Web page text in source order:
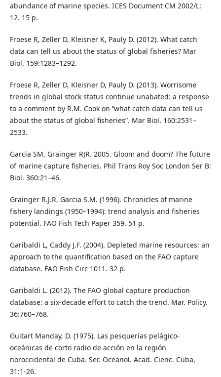
abundance of marine species. ICES Document CM 2002/L:
12. 15 p.
Froese R, Zeller D, Kleisner K, Pauly D. (2012). What catch
data can tell us about the status of global fisheries? Mar
Biol. 159:1283–1292.
Froese R, Zeller D, Kleisner D, Pauly D. (2013). Worrisome
trends in global stock status continue unabated: a response
to a comment by R.M. Cook on ‘‘what catch data can tell us
about the status of global ﬁsheries”. Mar Biol. 160:2531–
2533.
Garcia SM, Grainger RJR. 2005. Gloom and doom? The future
of marine capture ﬁsheries. Phil Trans Roy Soc London Ser B:
Biol. 360:21–46.
Grainger R.J.R, Garcia S.M. (1996). Chronicles of marine
ﬁshery landings (1950–1994): trend analysis and ﬁsheries
potential. FAO Fish Tech Paper 359. 51 p.
Garibaldi L, Caddy J.F. (2004). Depleted marine resources: an
approach to the quantification based on the FAO capture
database. FAO Fish Circ 1011. 32 p.
Garibaldi L. (2012). The FAO global capture production
database: a six-decade effort to catch the trend. Mar. Policy.
36:760–768.
Guitart Manday, D. (1975). Las pesquerías pelágico-
oceánicas de corto radio de acción en la región
noroccidental de Cuba. Ser. Oceanol. Acad. Cienc. Cuba,
31:1-26.